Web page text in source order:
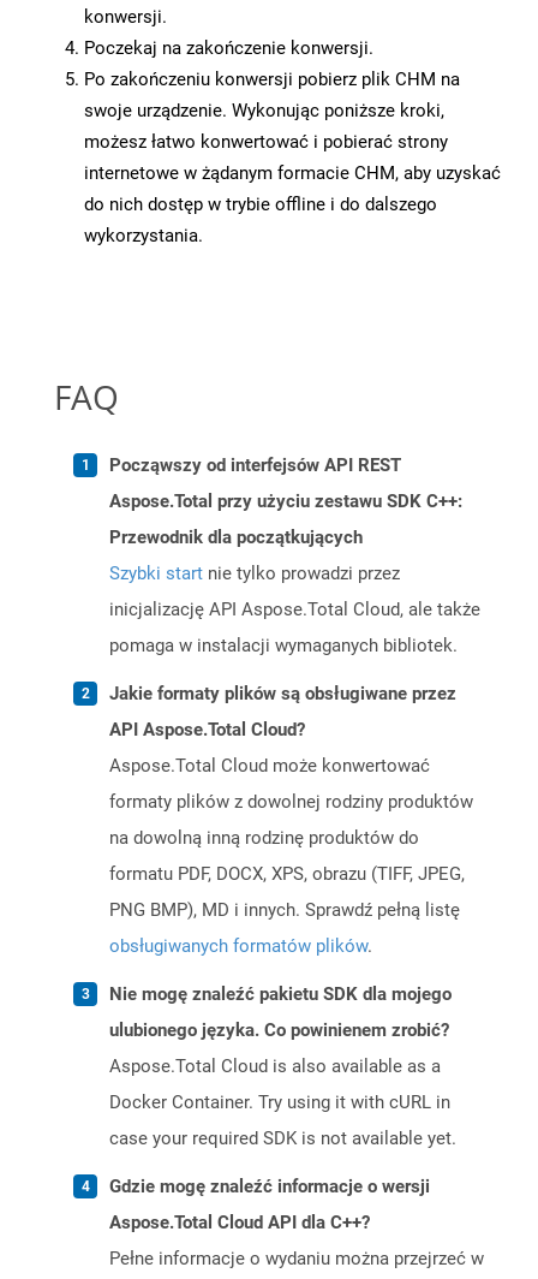
konwersji.
Poczekaj na zakończenie konwersji.
Po zakończeniu konwersji pobierz plik CHM na
swoje urządzenie. Wykonując poniższe kroki,
możesz łatwo konwertować i pobierać strony
internetowe w żądanym formacie CHM, aby uzyskać
do nich dostęp w trybie offline i do dalszego
wykorzystania.
FAQ
Począwszy od interfejsów API REST
Aspose.Total przy użyciu zestawu SDK C++:
Przewodnik dla początkujących
Szybki start nie tylko prowadzi przez
inicjalizację API Aspose.Total Cloud, ale także
pomaga w instalacji wymaganych bibliotek.
Jakie formaty plików są obsługiwane przez
API Aspose.Total Cloud?
Aspose.Total Cloud może konwertować
formaty plików z dowolnej rodziny produktów
na dowolną inną rodzinę produktów do
formatu PDF, DOCX, XPS, obrazu (TIFF, JPEG,
PNG BMP), MD i innych. Sprawdź pełną listę
obsługiwanych formatów plików.
Nie mogę znaleźć pakietu SDK dla mojego
ulubionego języka. Co powinienem zrobić?
Aspose.Total Cloud is also available as a
Docker Container. Try using it with cURL in
case your required SDK is not available yet.
Gdzie mogę znaleźć informacje o wersji
Aspose.Total Cloud API dla C++?
Pełne informacje o wydaniu można przejrzeć w